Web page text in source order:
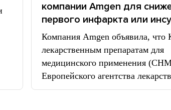
компании Amgen для
первого инфаркта или
Компания Amgen объявила, что
лекарственным препаратам для
медицинского применения
Европейского агентства